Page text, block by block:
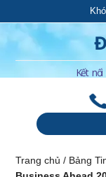
Kết
Trang chủ / Bảng